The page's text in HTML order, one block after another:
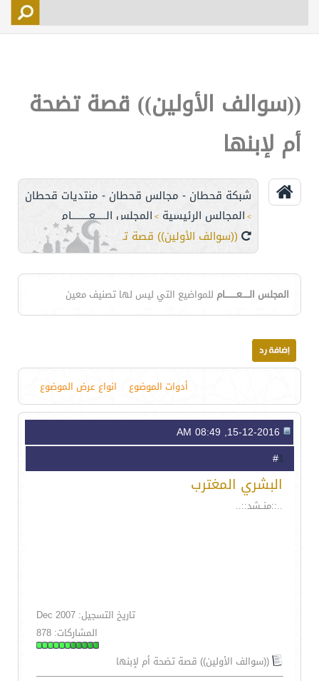
اتصل بنا
((سوالف الأولين)) قصة تضحة
أم لإبنها
شبكة قحطان - مجالس قحطان - منتديات قحطان
> المجالس الرئيسية > المجلس الـــــعــــــــام
((سوالف الأولين)) قصة تضحة أم لإبنها
المجلس الـــــعــــــــام للمواضيع التي ليس لها تصنيف معين
أدوات الموضوع انواع عرض الموضوع
1
البشري المغترب
..::منــشد::..
تاريخ التسجيل: Dec 2007
المشاركات: 878
((سوالف الأولين)) قصة تضحة أم لإبنها